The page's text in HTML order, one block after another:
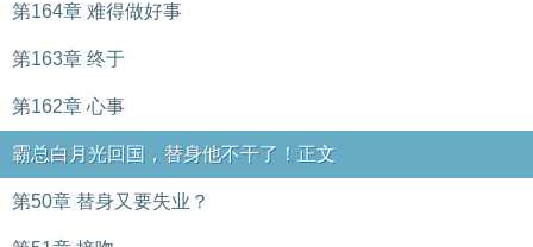
第164章 难得做好事
第163章 终于
第162章 心事
霸总白月光回国，替身他不干了！正文
第50章 替身又要失业？